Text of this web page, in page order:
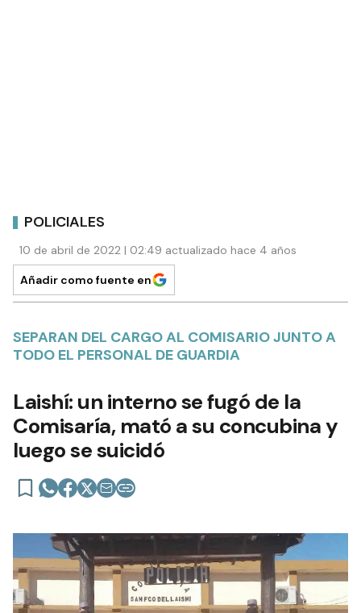
POLICIALES
10 de abril de 2022 | 02:49 actualizado hace 4 años
Añadir como fuente en
SEPARAN DEL CARGO AL COMISARIO JUNTO A
TODO EL PERSONAL DE GUARDIA
Laishí: un interno se fugó de la
Comisaría, mató a su concubina y
luego se suicidó